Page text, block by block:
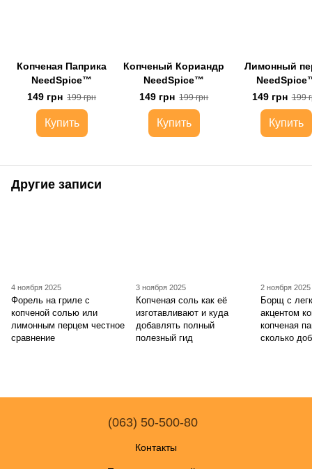
Копченая Паприка
NeedSpice™
149 грн 199 грн
Купить
Копченый Кориандр
NeedSpice™
149 грн 199 грн
Купить
Лимонный
149 грн 199
Купить
Другие записи
4 ноября 2025
Форель на гриле с
копченой солью или
лимонным перцем честное
сравнение
3 ноября 2025
Копченая соль как её
изготавливают и куда
добавлять полный
полезный гид
2 ноября 2025
Борщ с
акцентом
копченая
сколько
(063) 50-500-80
Контакты